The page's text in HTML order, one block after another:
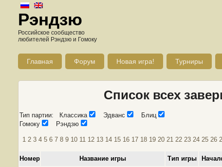
Рэндзю
Российское сообщество
любителей Рэндзю и Гомоку
Главная Форум Новая игра! Турниры
Список всех
Тип партии: Классика Эдванс Блиц
Гомоку
Рэндзю
1 2 3 4 5 6 7 8 9 10 11 12 13 14 15 16 17 18 19 20 21 22 23 24 25 26
Номер Название игры Тип игры